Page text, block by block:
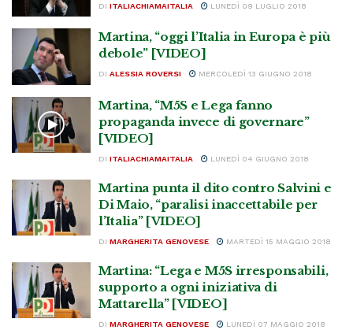
DI ITALIACHIAMAITALIA LUNEDÌ 09 LUGLIO 2018
Martina, “oggi l’Italia in Europa è più
debole” [VIDEO]
DI ALESSIA ROVERSI MERCOLEDÌ 13 GIUGNO 2018
Martina, “M5S e Lega fanno
propaganda invece di governare”
[VIDEO]
DI ITALIACHIAMAITALIA LUNEDÌ 04 GIUGNO 2018
Martina punta il dito contro Salvini e
Di Maio, “paralisi inaccettabile per
l’Italia” [VIDEO]
DI MARGHERITA GENOVESE MARTEDÌ 15 MAGGIO 2018
Martina: “Lega e M5S irresponsabili,
supporto a ogni iniziativa di
Mattarella” [VIDEO]
DI MARGHERITA GENOVESE LUNEDÌ 07 MAGGIO 2018